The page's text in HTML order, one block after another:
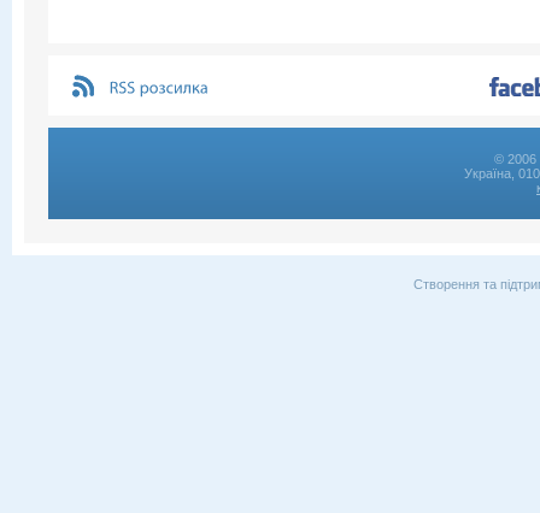
© 2006
Україна,
Створення та